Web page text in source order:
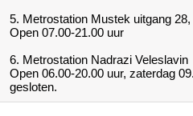
5. Metrostation Mustek uitgang
Open 07.00-21.00 uur
6. Metrostation Nadrazi Veleslavin
Open 06.00-20.00 uur, zaterdag
gesloten.